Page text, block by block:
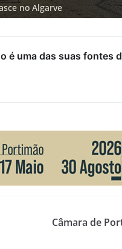
no Algarve
Algarve (com vídeo)
vida (com vídeo)
é uma das suas fontes
Câmara de